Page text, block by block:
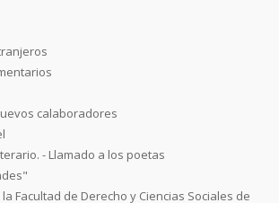
calaboradores
- Llamado a los poetas
Facultad de Derecho y Ciencias Sociales de